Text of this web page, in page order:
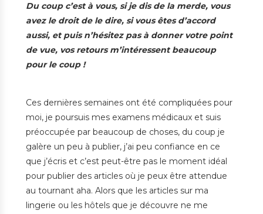
Du coup c’est à vous, si je dis de la merde, vous
avez le droit de le dire, si vous êtes d’accord
aussi, et puis n’hésitez pas à donner votre point
de vue, vos retours m’intéressent beaucoup
pour le coup !
Ces dernières semaines ont été compliquées pour
moi, je poursuis mes examens médicaux et suis
préoccupée par beaucoup de choses, du coup je
galère un peu à publier, j’ai peu confiance en ce
que j’écris et c’est peut-être pas le moment idéal
pour publier des articles où je peux être attendue
au tournant aha. Alors que les articles sur ma
lingerie ou les hôtels que je découvre ne me